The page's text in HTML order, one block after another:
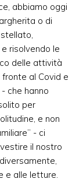
abbiamo oggi
o di
risolvendo le
delle attività
al Covid e
che hanno
per
e non
- ci
il nostro
e alle letture.